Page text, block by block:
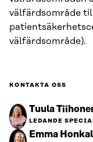
välfärdsområde
välfärdsområde).
KONTAKTA OSS
Tuula
LEDANDE
Emma